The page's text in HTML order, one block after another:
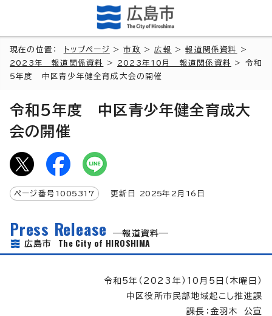
現在の位置： トップページ >市政 >広報 >報道関係資料
>
2023年 報道関係資料
> 2023年10月 報道関係資料
> 令和
5年度 中区青少年健全育成大会の開催
令和5年度 中区青少年健全育成大
会の開催
ページ番号 1005317 更新日 2025年2月 16 日
Press Release
報道資料
広島市 The City of HIROSHIMA
令和5年（2023年）10月5日（木曜日）
中区役所市民部地域起こし推進課
課長：金羽木 公宣